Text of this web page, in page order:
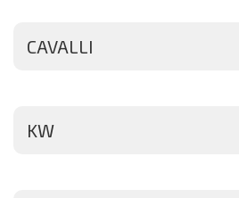
CAVALLI
KW